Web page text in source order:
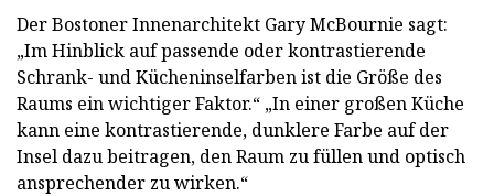
Der Bostoner Innenarchitekt Gary McBournie sagt:
„Im Hinblick auf passende oder kontrastierende
Schrank- und Kücheninselfarben ist die Größe des
Raums ein wichtiger Faktor.“ „In einer großen Küche
kann eine kontrastierende, dunklere Farbe auf der
Insel dazu beitragen, den Raum zu füllen und optisch
ansprechender zu wirken.“